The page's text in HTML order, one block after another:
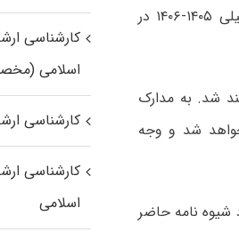
شرایطِ مقطع کارشناسی پیوسته دانشگاه‌های دولتی سراسری کشور برای سال تحصیلی ۱۴۰۵-۱۴۰۶ در
شد. به مدارک
شد و وجه
شیوه نامه حاضر
کارشناسی
اسلامی
کارشناسی
کارشناسی
اسلامی